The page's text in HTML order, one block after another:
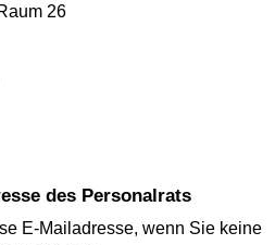
26
des Personalrats
E-Mailadresse, wenn Sie keine